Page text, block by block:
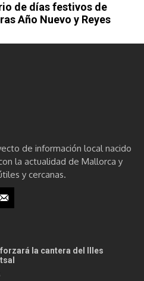
de días festivos de
Año Nuevo y Reyes
de información local nacido
la actualidad de Mallorca y
y cercanas.
la cantera del Illes